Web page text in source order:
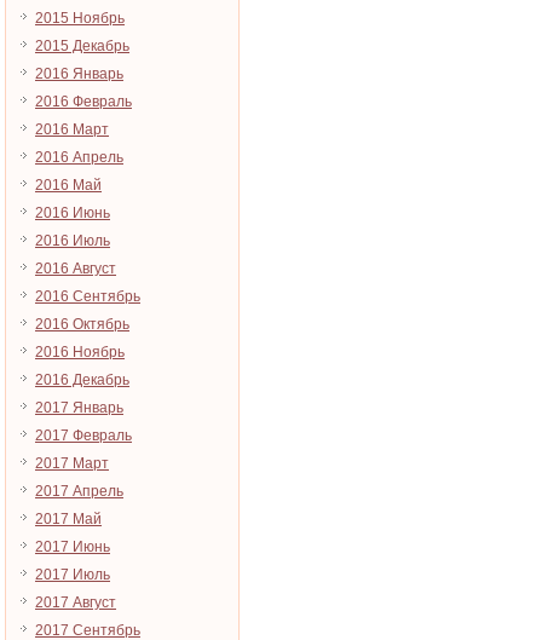
2015 Ноябрь
2015 Декабрь
2016 Январь
2016 Февраль
2016 Март
2016 Апрель
2016 Май
2016 Июнь
2016 Июль
2016 Август
2016 Сентябрь
2016 Октябрь
2016 Ноябрь
2016 Декабрь
2017 Январь
2017 Февраль
2017 Март
2017 Апрель
2017 Май
2017 Июнь
2017 Июль
2017 Август
2017 Сентябрь